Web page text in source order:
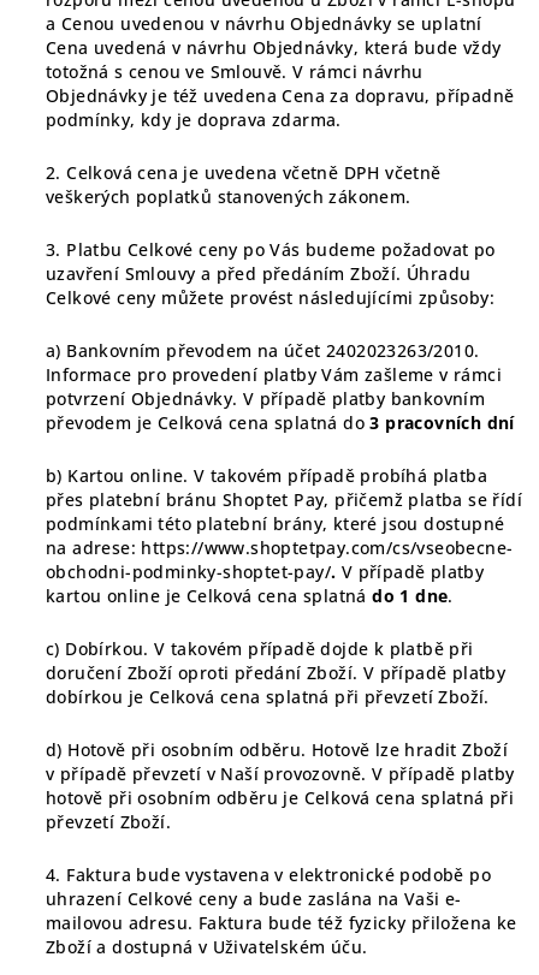
a Cenou uvedenou v návrhu Objednávky se uplatní
Cena uvedená v návrhu Objednávky, která bude vždy
totožná s cenou ve Smlouvě. V rámci návrhu
Objednávky je též uvedena Cena za dopravu, případně
podmínky, kdy je doprava zdarma.
2. Celková cena je uvedena včetně DPH včetně
veškerých poplatků stanovených zákonem.
3. Platbu Celkové ceny po Vás budeme požadovat po
uzavření Smlouvy a před předáním Zboží. Úhradu
Celkové ceny můžete provést následujícími způsoby:
a) Bankovním převodem na účet 2402023263/2010.
Informace pro provedení platby Vám zašleme v rámci
potvrzení Objednávky. V případě platby bankovním
převodem je Celková cena splatná do3 pracovních dní
b) Kartou online. V takovém případě probíhá platba
přes platební bránu Shoptet Pay, přičemž platba se řídí
podmínkami této platební brány, které jsou dostupné
na adrese: https://www.shoptetpay.com/cs/vseobecne-
obchodni-podminky-shoptet-pay/. V případě platby
kartou online je Celková cena splatná do 1 dne.
c) Dobírkou.V takovém případě dojde k platbě při
doručení Zboží oproti předání Zboží. V případě platby
dobírkou je Celková cena splatná při převzetí Zboží.
d) Hotově při osobním odběru. Hotově lze hradit Zboží
v případě převzetí v Naší provozovně. V případě platby
hotově při osobním odběru je Celková cena splatná při
převzetí Zboží.
4. Faktura bude vystavena v elektronické podobě po
uhrazení Celkové ceny a bude zaslána na Vaši e-
mailovou adresu. Faktura bude též fyzicky přiložena ke
Zboží a dostupná v Uživatelském úču.